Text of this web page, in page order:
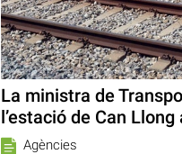
La ministra de
l’estació de Can Llong
Agències